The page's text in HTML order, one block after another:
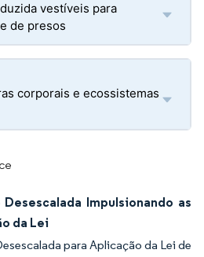
vestíveis para
de presos
corporais e ecossistemas
Impulsionando as
da Lei
para Aplicação da Lei de